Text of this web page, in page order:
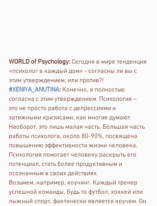
WORLD of Psychology: Сегодня в мире тенденция
«психолог в каждый дом» - согласны ли вы с
этим утверждением, или против?!
#XENIYA_ANUTINA: Конечно, я полностью
согласна с этим утверждением. Психология –
это не просто работа с депрессиями и
затяжными кризисами, как многие думают.
Наоборот, это лишь малая часть. Большая часть
работы психолога, около 80-90%, посвящена
повышению эффективности жизни человека.
Психология помогает человеку раскрыть его
потенциал, стать более продуктивным и
осознанным в своих действиях.
Возьмем, например, коучинг. Каждый тренер
успешной команды, будь то футбол, хоккей или
лыжный спорт, фактически является коучем. Он